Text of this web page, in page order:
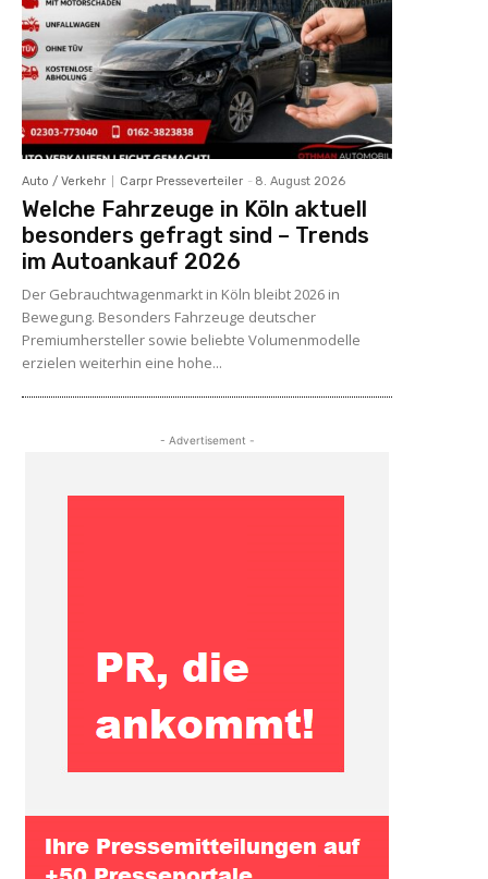
Auto / Verkehr Carpr Presseverteiler - 8. August 2026
Welche Fahrzeuge in Köln aktuell
besonders gefragt sind – Trends
im Autoankauf 2026
Der Gebrauchtwagenmarkt in Köln bleibt 2026 in
Bewegung. Besonders Fahrzeuge deutscher
Premiumhersteller sowie beliebte Volumenmodelle
erzielen weiterhin eine hohe...
- Advertisement -